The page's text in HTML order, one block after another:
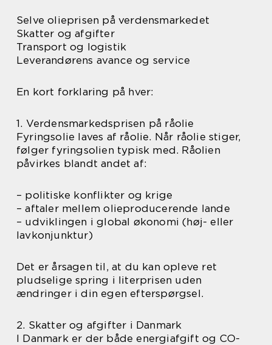
Selve olieprisen på verdensmarkedet
Skatter og afgifter
Transport og logistik
Leverandørens avance og service
En kort forklaring på hver:
1. Verdensmarkedsprisen på råolie
Fyringsolie laves af råolie. Når råolie stiger,
følger fyringsolien typisk med. Råolien
påvirkes blandt andet af:
– politiske konflikter og krige
– aftaler mellem olieproducerende lande
– udviklingen i global økonomi (høj- eller
lavkonjunktur)
Det er årsagen til, at du kan opleve ret
pludselige spring i literprisen uden
ændringer i din egen efterspørgsel.
2. Skatter og afgifter i Danmark
I Danmark er der både energiafgift og CO-